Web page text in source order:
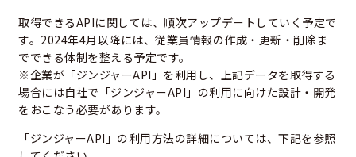
取得できるAPIに関しては、順次アップデートしていく予定で
す。 2024年4月以降には、従業員情報の作成・更新・削除ま
でできる体制を整える予定です。
※企業が「ジンジャーAPI」を利用し、上記データを取得する
場合には自社で「ジンジャーAPI」の利用に向けた設計・開発
をおこなう必要があります。
「ジンジャーAPI」の利用方法の詳細については、下記を参照